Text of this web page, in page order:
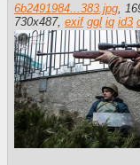
6b2491984...383.jpg
730x487, exif ggl iq id3